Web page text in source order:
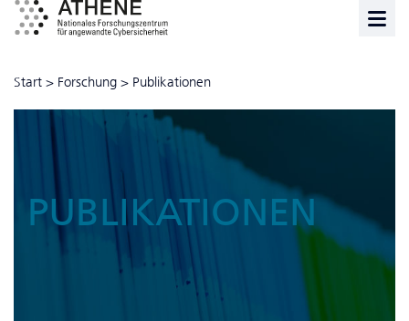
Start > Forschung > Publikationen
PUBLIKATIONEN